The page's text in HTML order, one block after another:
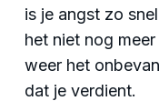
is je angst zo
het niet nog
weer het
dat je verdient.